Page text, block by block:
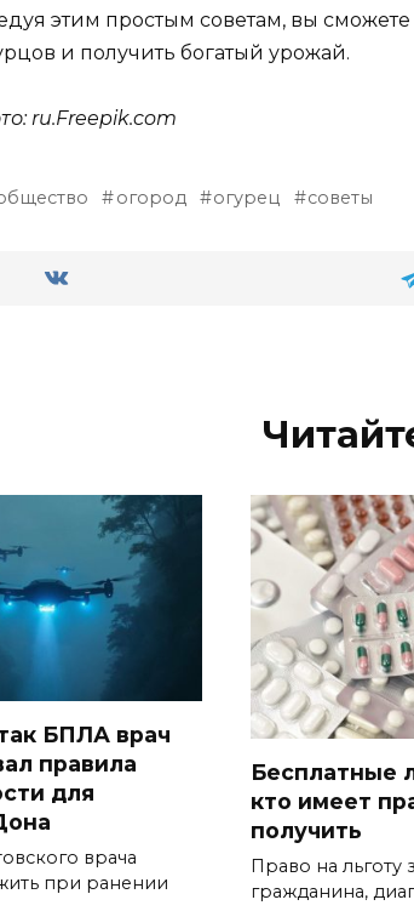
этим простым советам, вы
и получить богатый урожай.
ru.Freepik.com
огород огурец советы
БПЛА врач
правила
для
врача
при ранении
Бесплатные
кто имеет
получить
Право на льготу
гражданина,